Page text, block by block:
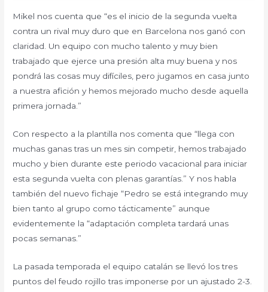
Mikel nos cuenta que “es el inicio de la segunda vuelta
contra un rival muy duro que en Barcelona nos ganó con
claridad. Un equipo con mucho talento y muy bien
trabajado que ejerce una presión alta muy buena y nos
pondrá las cosas muy difíciles, pero jugamos en casa junto
a nuestra afición y hemos mejorado mucho desde aquella
primera jornada.”
Con respecto a la plantilla nos comenta que “llega con
muchas ganas tras un mes sin competir, hemos trabajado
mucho y bien durante este periodo vacacional para iniciar
esta segunda vuelta con plenas garantías.” Y nos habla
también del nuevo fichaje “Pedro se está integrando muy
bien tanto al grupo como tácticamente” aunque
evidentemente la “adaptación completa tardará unas
pocas semanas.”
La pasada temporada el equipo catalán se llevó los tres
puntos del feudo rojillo tras imponerse por un ajustado 2-3.